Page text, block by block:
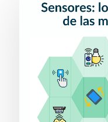
‘sentidos’
máquinas